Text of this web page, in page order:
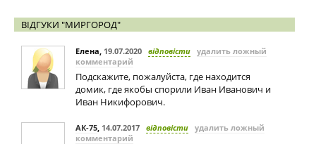
ВІДГУКИ "МИРГОРОД"
Елена, 19.07.2020 відповісти удалить ложный
комментарий
Подскажите, пожалуйста, где находится
домик, где якобы спорили Иван Иванович и
Иван Никифорович.
АК-75, 14.07.2017 відповісти удалить ложный
комментарий